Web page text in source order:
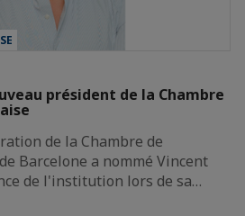
président de la Chambre
de la Chambre de
Barcelone a nommé Vincent
de l'institution lors de sa…